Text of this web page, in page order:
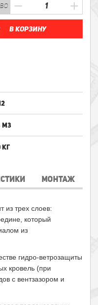
В корзину
м3
кг
МОНТАЖ
трех слоев:
который
из
гидро-ветрозащиты
кровель (при
с вентзазором и